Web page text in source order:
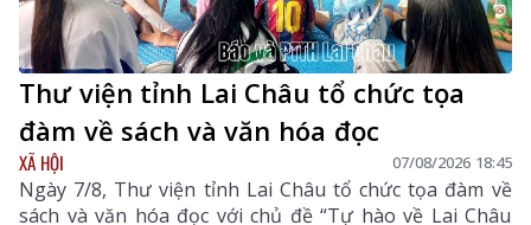
Thư viện tỉnh Lai Châu tổ chức tọa
đàm về sách và văn hóa đọc
XÃ HỘI 07/08/2026 18:45
Ngày 7/8, Thư viện tỉnh Lai Châu tổ chức tọa đàm về
sách và văn hóa đọc với chủ đề “Tự hào về Lai Châu